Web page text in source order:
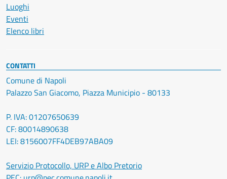
Luoghi
Eventi
Elenco libri
CONTATTI
Comune di Napoli
Palazzo San Giacomo, Piazza Municipio - 80133
P. IVA: 01207650639
CF: 80014890638
LEI: 8156007FF4DEB97ABA09
Servizio Protocollo, URP e Albo Pretorio